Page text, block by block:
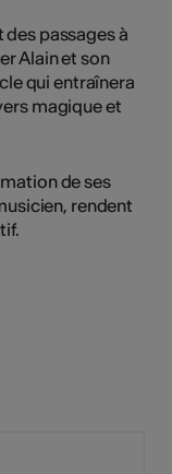
passages à
Alain et son
qui entraînera
magique et
de ses
rendent